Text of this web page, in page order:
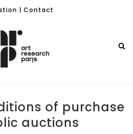
| Contact
of purchase
auctions